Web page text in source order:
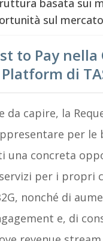
basata sui
sul mercato
to Pay nella
di
da capire, la
per le
una concreta
per i propri
nonché di
e, di